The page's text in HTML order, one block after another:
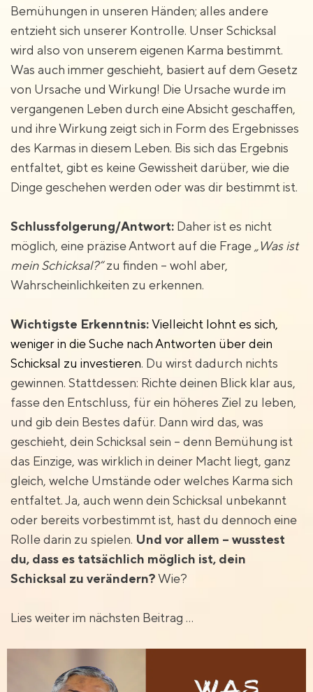
Bemühungen in unseren Händen; alles andere
entzieht sich unserer Kontrolle. Unser Schicksal
wird also von unserem eigenen Karma bestimmt.
Was auch immer geschieht, basiert auf dem Gesetz
von Ursache und Wirkung! Die Ursache wurde im
vergangenen Leben durch eine Absicht geschaffen,
und ihre Wirkung zeigt sich in Form des Ergebnisses
des Karmas in diesem Leben. Bis sich das Ergebnis
entfaltet, gibt es keine Gewissheit darüber, wie die
Dinge geschehen werden oder was dir bestimmt ist.
Schlussfolgerung/Antwort: Daher ist es nicht
möglich, eine präzise Antwort auf die Frage „Was ist
mein Schicksal?“zu finden – wohl aber,
Wahrscheinlichkeiten zu erkennen.
Wichtigste Erkenntnis:Vielleicht lohnt es sich,
weniger in die Suche nach Antworten über dein
Schicksal zu investieren. Du wirst dadurch nichts
gewinnen. Stattdessen: Richte deinen Blick klar aus,
fasse den Entschluss, für ein höheres Ziel zu leben,
und gib dein Bestes dafür. Dann wird das, was
geschieht, dein Schicksal sein – denn Bemühung ist
das Einzige, was wirklich in deiner Macht liegt, ganz
gleich, welche Umstände oder welches Karma sich
entfaltet. Ja, auch wenn dein Schicksal unbekannt
oder bereits vorbestimmt ist, hast du dennoch eine
Rolle darin zu spielen. Und vor allem – wusstest
du, dass es tatsächlich möglich ist, dein
Schicksal zu verändern?Wie?
Lies weiter im nächsten Beitrag …